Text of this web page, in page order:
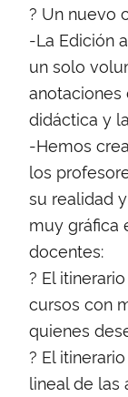
? Un nuevo
-La Edición
un solo
didáctica y
-Hemos
los
su realidad
muy gráfica
docentes:
? El
cursos con
quienes
? El
lineal de las